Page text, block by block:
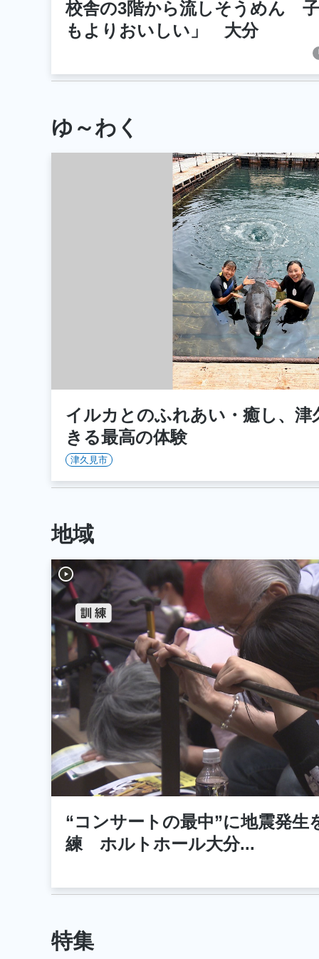
校舎の3階から流しそうめん
もよりおいしい」 大分
ゆ～わく
イルカとのふれあい・癒し、津
きる最高の体験
津久見市
地域
“コンサートの最中”に地震発生
練 ホルトホール大分...
特集